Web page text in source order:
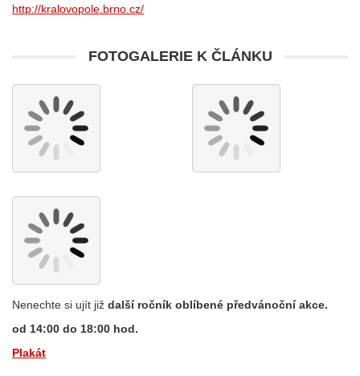
http://kralovopole.brno.cz/
FOTOGALERIE K ČLÁNKU
Nenechte si ujít již další ročník oblíbené předvánoční akce.
od 14:00 do 18:00 hod.
Plakát